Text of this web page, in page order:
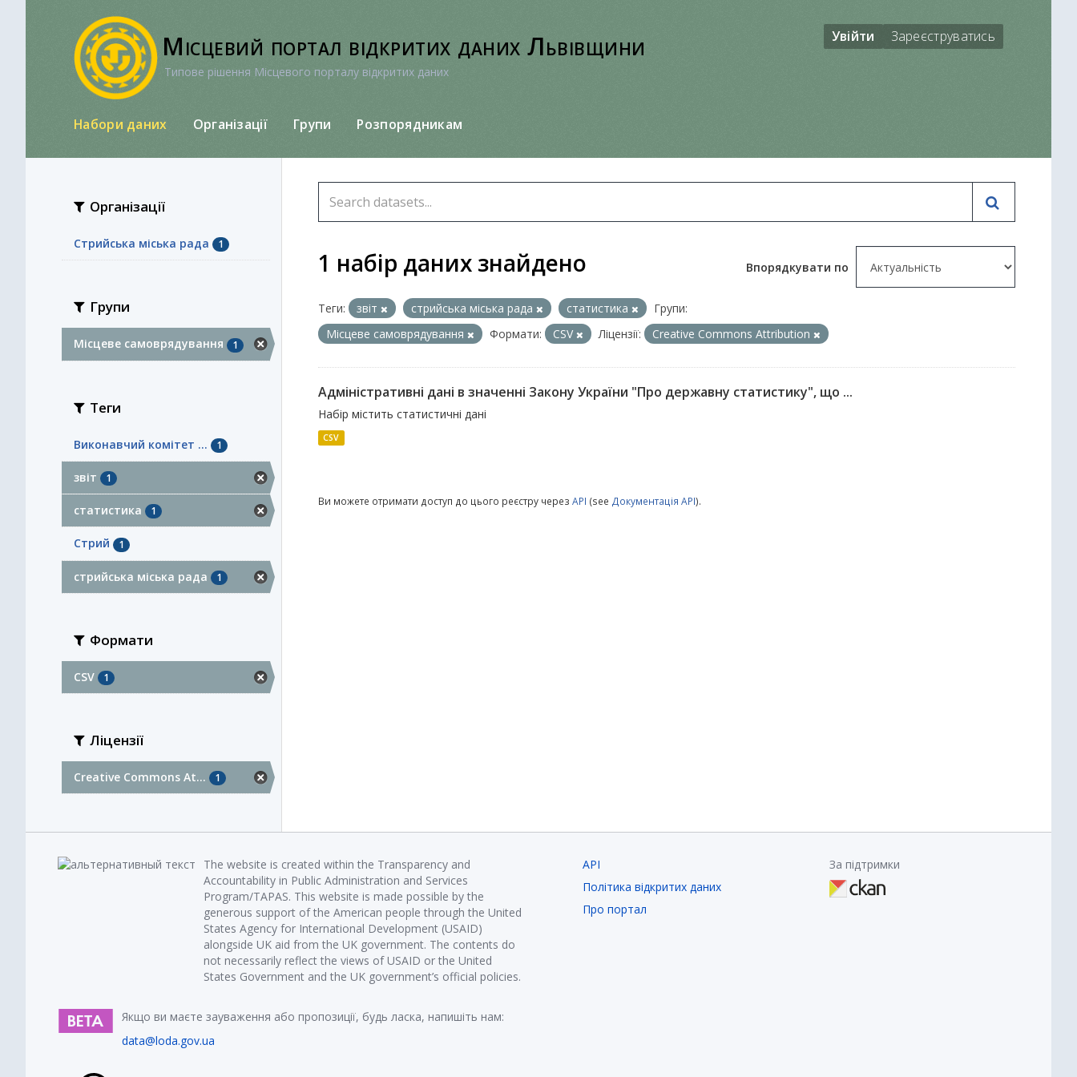
Місцевий портал відкритих даних Львівщини
Типове рішення Місцевого порталу відкритих даних
Увійти Зареєструватись
Набори даних Організації Групи Розпорядникам
Організації
Стрийська міська рада 1
Групи
Місцеве самоврядування 1
Теги
Виконавчий комітет ... 1
звіт 1
статистика 1
Стрий 1
стрийська міська рада 1
Формати
CSV 1
Ліцензії
Creative Commons At... 1
Впорядкувати по
1 набір даних знайдено
Теги: звіт стрийська міська рада статистика
Групи:
Місцеве самоврядування
Формати: CSV Ліцензії: Creative Commons Attribution
Адміністративні дані в значенні Закону України "Про державну статистику", що ...
Набір містить статистичні дані
CSV
Ви можете отримати доступ до цього реєстру через API (see Документація API).
The website is created within the Transparency and
Accountability in Public Administration and Services
Program/TAPAS. This website is made possible by the
generous support of the American people through the United
States Agency for International Development (USAID)
alongside UK aid from the UK government. The contents do
not necessarily reflect the views of USAID or the United
States Government and the UK government’s official policies.
Якщо ви маєте зауваження або пропозиції, будь ласка, напишіть нам:
data@loda.gov.ua
API
Політика відкритих даних
Про портал
За підтримки